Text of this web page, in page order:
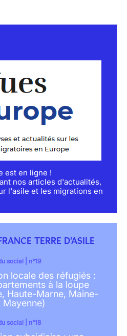
est en ligne !
nos articles d'actualités,
l'asile et les migrations en
TERRE D'ASILE
social | n°19
locale des réfugiés :
à la loupe
Haute-Marne, Maine-
social | n°18